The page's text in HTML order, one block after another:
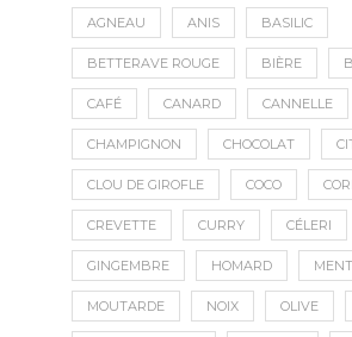
AGNEAU ANIS BASILIC
BETTERAVE ROUGE BIÈRE
CAFÉ CANARD CANNELLE
CHAMPIGNON CHOCOLAT
CLOU DE GIROFLE COCO
CREVETTE CURRY CÉLERI
GINGEMBRE HOMARD
MOUTARDE NOIX OLIVE